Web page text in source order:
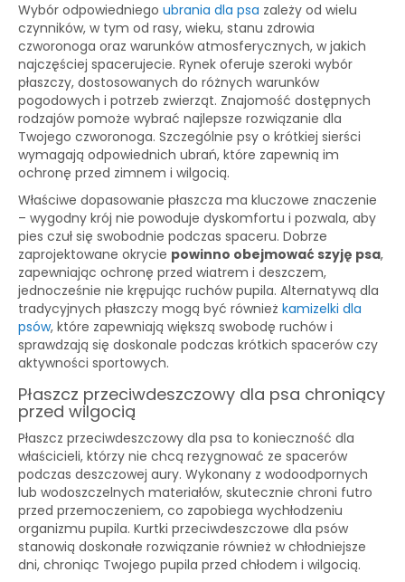
Wybór odpowiedniego ubrania dla psa zależy od wielu
czynników, w tym od rasy, wieku, stanu zdrowia
czworonoga oraz warunków atmosferycznych, w jakich
najczęściej spacerujecie. Rynek oferuje szeroki wybór
płaszczy, dostosowanych do różnych warunków
pogodowych i potrzeb zwierząt. Znajomość dostępnych
rodzajów pomoże wybrać najlepsze rozwiązanie dla
Twojego czworonoga. Szczególnie psy o krótkiej sierści
wymagają odpowiednich ubrań, które zapewnią im
ochronę przed zimnem i wilgocią.
Właściwe dopasowanie płaszcza ma kluczowe znaczenie
– wygodny krój nie powoduje dyskomfortu i pozwala, aby
pies czuł się swobodnie podczas spaceru. Dobrze
zaprojektowane okrycie powinno obejmować szyję psa,
zapewniając ochronę przed wiatrem i deszczem,
jednocześnie nie krępując ruchów pupila. Alternatywą dla
tradycyjnych płaszczy mogą być również kamizelki dla
psów, które zapewniają większą swobodę ruchów i
sprawdzają się doskonale podczas krótkich spacerów czy
aktywności sportowych.
Płaszcz przeciwdeszczowy dla psa chroniący
przed wilgocią
Płaszcz przeciwdeszczowy dla psa to konieczność dla
właścicieli, którzy nie chcą rezygnować ze spacerów
podczas deszczowej aury. Wykonany z wodoodpornych
lub wodoszczelnych materiałów, skutecznie chroni futro
przed przemoczeniem, co zapobiega wychłodzeniu
organizmu pupila. Kurtki przeciwdeszczowe dla psów
stanowią doskonałe rozwiązanie również w chłodniejsze
dni, chroniąc Twojego pupila przed chłodem i wilgocią.